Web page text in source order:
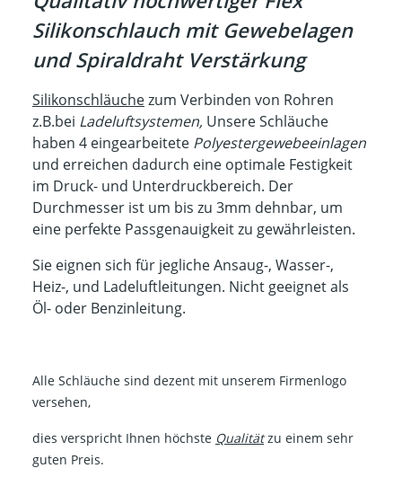
Silikonschlauch mit Gewebelagen
und Spiraldraht Verstärkung
Silikonschläuchezum Verbinden von Rohren
z.B.bei Ladeluftsystemen, Unsere Schläuche
haben 4 eingearbeitete Polyestergewebeeinlagen
und erreichen dadurch eine optimale Festigkeit
im Druck- und Unterdruckbereich. Der
Durchmesser ist um bis zu 3mm dehnbar, um
eine perfekte Passgenauigkeit zu gewährleisten.
Sie eignen sich für jegliche Ansaug-, Wasser-,
Heiz-, und Ladeluftleitungen. Nicht geeignet als
Öl- oder Benzinleitung.
Alle Schläuche sind dezent mit unserem Firmenlogo
versehen,
dies verspricht Ihnen höchste Qualitätzu einem sehr
guten Preis.